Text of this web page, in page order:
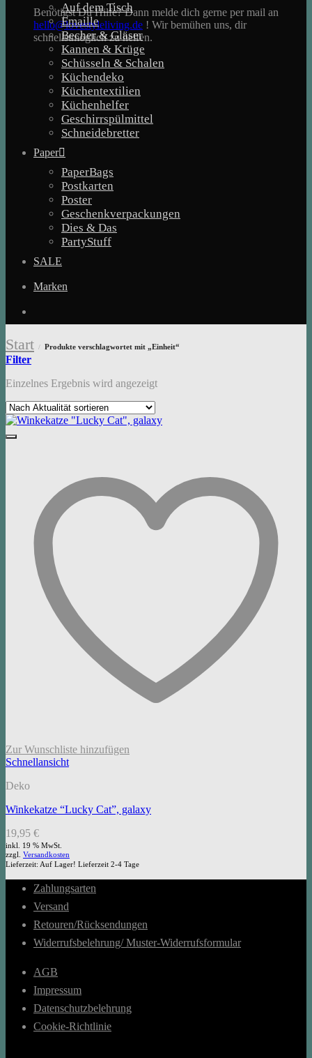
Benötigst Du Hilfe? Dann melde dich gerne per mail an
hello@lovestyleliving.de ! Wir bemühen uns, dir
schnellstmöglich zu helfen.
Auf dem Tisch
Emaille
Becher & Gläser
Kannen & Krüge
Schüsseln & Schalen
Küchendeko
Küchentextilien
Küchenhelfer
Geschirrspülmittel
Schneidebretter
Paper
PaperBags
Postkarten
Poster
Geschenkverpackungen
Dies & Das
PartyStuff
SALE
Marken
Start / Produkte verschlagwortet mit „Einheit“
Filter
Einzelnes Ergebnis wird angezeigt
Zur Wunschliste hinzufügen
Schnellansicht
Deko
Winkekatze “Lucky Cat”, galaxy
19,95 €
inkl. 19 % MwSt.
zzgl. Versandkosten
Lieferzeit: Auf Lager! Lieferzeit 2-4 Tage
Zahlungsarten
Versand
Retouren/Rücksendungen
Widerrufsbelehrung/ Muster-Widerrufsformular
AGB
Impressum
Datenschutzbelehrung
Cookie-Richtlinie